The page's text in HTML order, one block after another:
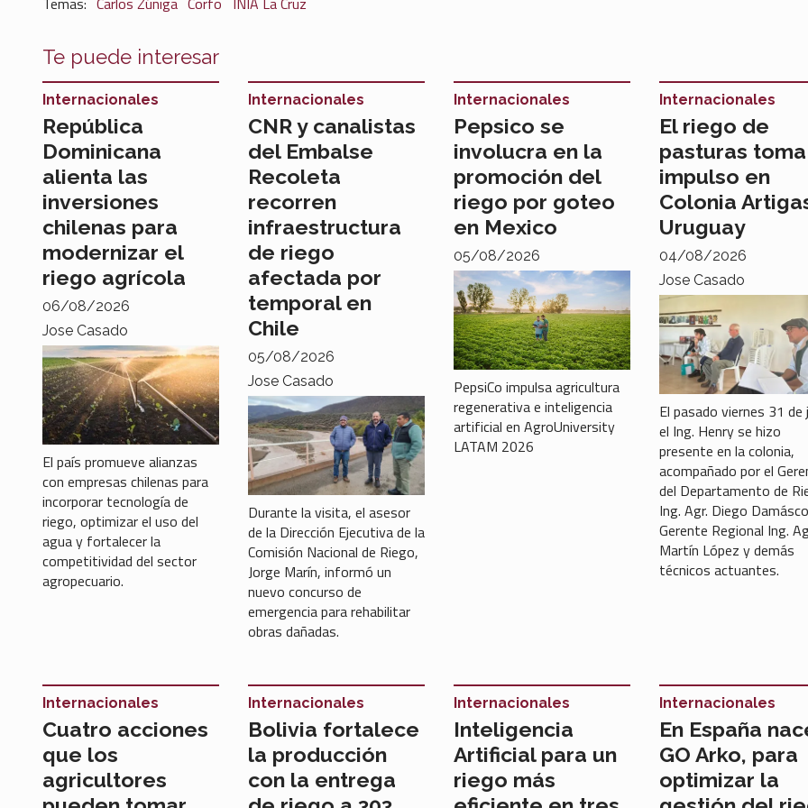
Te puede interesar
República
Dominicana
alienta las
inversiones
chilenas para
modernizar el
riego agrícola
Jose Casado
Internacionales
06/08/2026
El país promueve alianzas
con empresas chilenas para
incorporar tecnología de
riego, optimizar el uso del
agua y fortalecer la
competitividad del sector
agropecuario.
CNR y canalistas
del Embalse
Recoleta
recorren
infraestructura
de riego
afectada por
temporal en
Chile
Jose Casado
Internacionales
05/08/2026
Durante la visita, el asesor
de la Dirección Ejecutiva de la
Comisión Nacional de Riego,
Jorge Marín, informó un
nuevo concurso de
emergencia para rehabilitar
obras dañadas.
Pepsico se
involucra en la
promoción del
riego por goteo
en Mexico
Internacionales
05/08/2026
PepsiCo impulsa agricultura
regenerativa e inteligencia
artificial en AgroUniversity
LATAM 2026
El riego de
pasturas toma
impulso en
Colonia
Uruguay
Jose Casado
Internacionales
04/08/2026
El pasado viernes 31 de
el Ing. Henry se hizo
presente en la colonia,
acompañado por el
del Departamento de
Ing. Agr. Diego
Gerente Regional Ing.
Martín López y demás
técnicos actuantes.
Cuatro acciones
que los
agricultores
Internacionales
Bolivia fortalece
la producción
con la entrega
Internacionales
Inteligencia
Artificial para un
riego más
Internacionales
En España
GO Arko, para
optimizar la
Internacionales